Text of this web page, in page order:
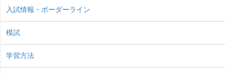
入試情報・ボーダーライン
模試
学習方法